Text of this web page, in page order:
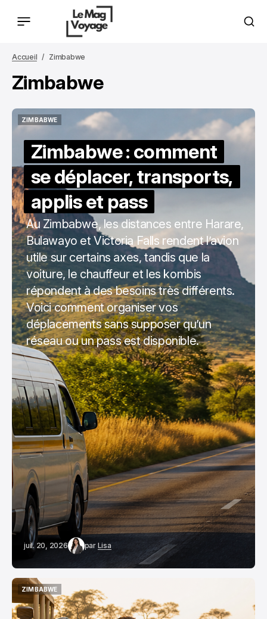
Accueil Zimbabwe
Zimbabwe
ZIMBABWE
Zimbabwe : comment
se déplacer, transports,
applis et pass
Au Zimbabwe, les distances entre Harare,
Bulawayo et Victoria Falls rendent l’avion
utile sur certains axes, tandis que la
voiture, le chauffeur et les kombis
répondent à des besoins très différents.
Voici comment organiser vos
déplacements sans supposer qu’un
réseau ou un pass est disponible.
juil. 20, 2026 par Lisa
ZIMBABWE
ZIMBABWE